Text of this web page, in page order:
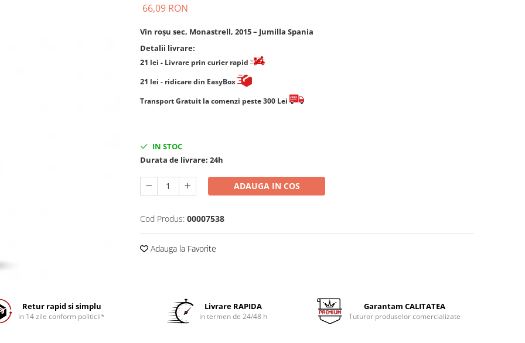
66,09 RON
Vin roșu sec, Monastrell, 2015 – Jumilla Spania
Detalii livrare:
21 lei - Livrare prin curier rapid
21 lei - ridicare din EasyBox
​​​​​​Transport Gratuit la comenzi peste 300 Lei
IN STOC
Durata de livrare: 24h
ADAUGA IN COS
Cod Produs: 00007538
Adauga la Favorite
Retur rapid si simplu
in 14 zile conform politicii*
Livrare RAPIDA
in termen de 24/48 h
Garantam CALITATEA
Tuturor produselor comercializate